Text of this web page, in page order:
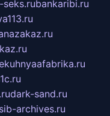
bankaribi.ru
dark-sand.ru
sib-archives.ru